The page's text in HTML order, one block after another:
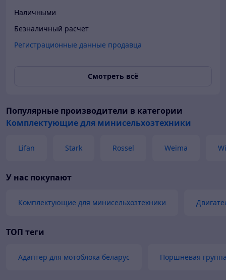
Наличными
Безналичный расчет
Регистрационные данные продавца
Смотреть всё
Популярные производители в категории
Комплектующие для минисельхозтехники
Lifan Stark Rossel Weima
У нас покупают
Комплектующие для минисельхозтехники
ТОП теги
Адаптер для мотоблока беларус Поршневая